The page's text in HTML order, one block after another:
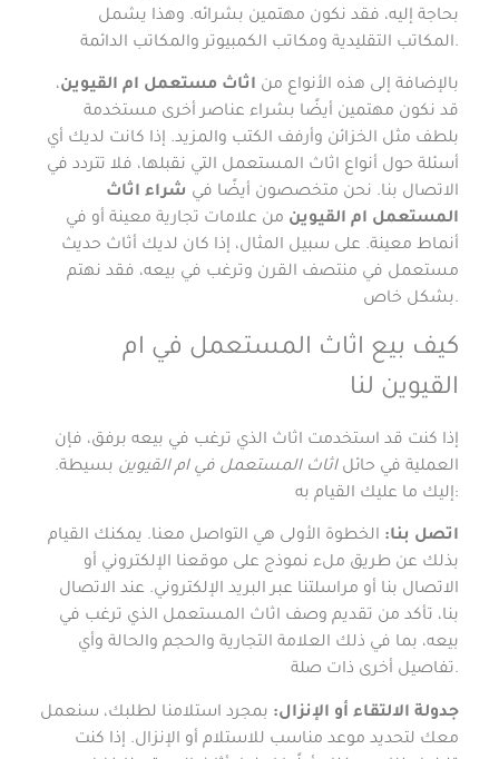
بحاجة إليه، فقد نكون مهتمين بشرائه. وهذا يشمل
المكاتب التقليدية ومكاتب الكمبيوتر والمكاتب الدائمة.
بالإضافة إلى هذه الأنواع من اثاث مستعمل ام القيوين،
قد نكون مهتمين أيضًا بشراء عناصر أخرى مستخدمة
بلطف مثل الخزائن وأرفف الكتب والمزيد. إذا كانت لديك أي
أسئلة حول أنواع اثاث المستعمل التي نقبلها، فلا تتردد في
الاتصال بنا. نحن متخصصون أيضًا في شراء اثاث
المستعمل ام القيوين من علامات تجارية معينة أو في
أنماط معينة. على سبيل المثال، إذا كان لديك أثاث حديث
مستعمل في منتصف القرن وترغب في بيعه، فقد نهتم
بشكل خاص.
كيف بيع اثاث المستعمل في ام
القيوين لنا
إذا كنت قد استخدمت اثاث الذي ترغب في بيعه برفق، فإن
العملية في حائلاثاث المستعمل في ام القيوين بسيطة.
إليك ما عليك القيام به:
اتصل بنا: الخطوة الأولى هي التواصل معنا. يمكنك القيام
بذلك عن طريق ملء نموذج على موقعنا الإلكتروني أو
الاتصال بنا أو مراسلتنا عبر البريد الإلكتروني. عند الاتصال
بنا، تأكد من تقديم وصف اثاث المستعمل الذي ترغب في
بيعه، بما في ذلك العلامة التجارية والحجم والحالة وأي
تفاصيل أخرى ذات صلة.
جدولة الالتقاء أو الإنزال: بمجرد استلامنا لطلبك، سنعمل
معك لتحديد موعد مناسب للاستلام أو الإنزال. إذا كنت